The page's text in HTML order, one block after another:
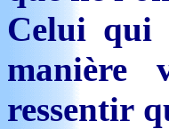
Celui qui
manière
ressentir